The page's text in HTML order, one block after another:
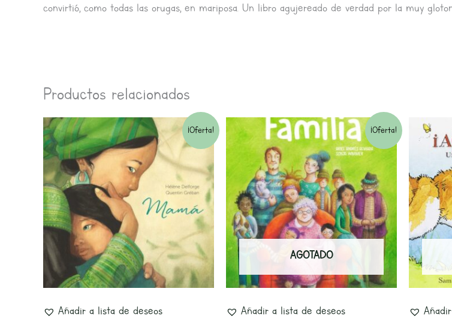
convirtió, como todas las orugas, en mariposa. Un libro agujereado de verdad por la muy
Productos relacionados
¡Oferta!
Añadir a lista de deseos
El
precio
original
era:
22,00€.
El
precio
actual
es:
20,90€.
¡Oferta!
AGOTADO
Añadir a lista de deseos
El
precio
original
era:
19,95€.
El
precio
actual
es:
18,95€.